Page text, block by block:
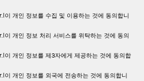
개인 정보를 수집 및 이용하는 것에 동의합니
개인 정보 처리 서비스를 위탁하는 것에 동의
개인 정보를 제3자에게 제공하는 것에 동의합
개인 정보를 외국에 전송하는 것에 동의합니